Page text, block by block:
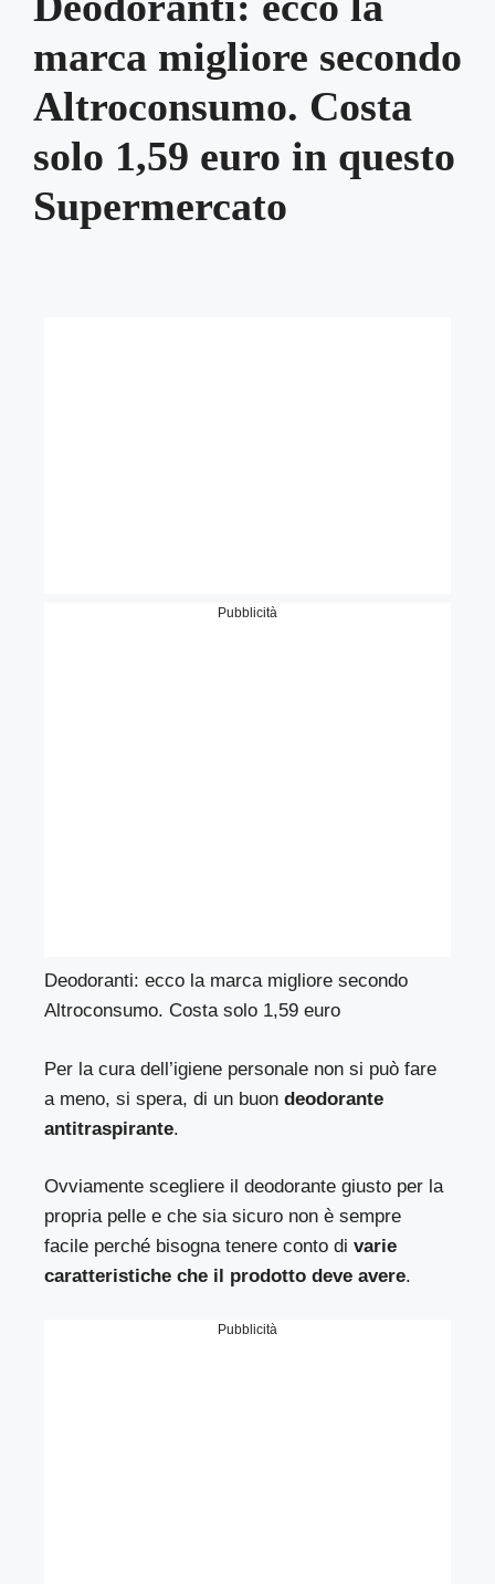
marca migliore secondo
Altroconsumo. Costa
solo 1,59 euro in questo
Supermercato
Pubblicità
Deodoranti: ecco la marca migliore secondo
Altroconsumo. Costa solo 1,59 euro
Per la cura dell’igiene personale non si può fare
a meno, si spera, di un buondeodorante
antitraspirante.
Ovviamente scegliere il deodorante giusto per la
propria pelle e che sia sicuro non è sempre
facile perché bisogna tenere conto divarie
caratteristiche che il prodotto deve avere.
Pubblicità